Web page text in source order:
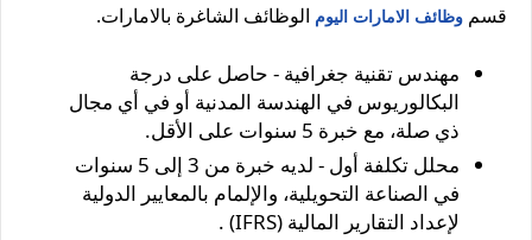
قسم وظائف الامارات اليوم الوظائف الشاغرة بالامارات.
مهندس تقنية جغرافية - حاصل على درجة
البكالوريوس في الهندسة المدنية أو في أي مجال
ذي صلة، مع خبرة 5 سنوات على الأقل.
محلل تكلفة أول - لديه خبرة من 3 إلى 5 سنوات
في الصناعة التحويلية، والإلمام بالمعايير الدولية
لإعداد التقارير المالية (IFRS) .